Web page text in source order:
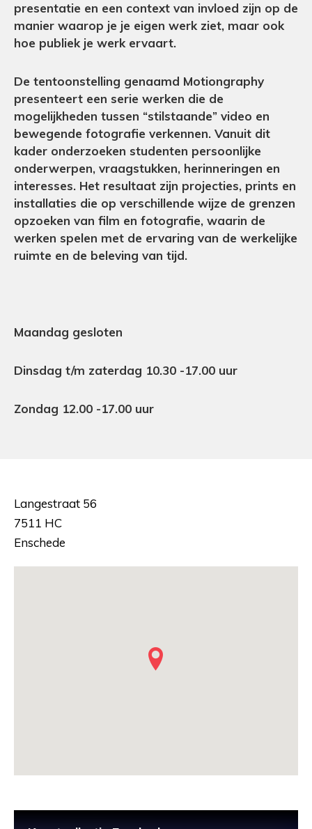
presentatie en een context van invloed zijn op de
manier waarop je je eigen werk ziet, maar ook
hoe publiek je werk ervaart.
De tentoonstelling genaamd Motiongraphy
presenteert een serie werken die de
mogelijkheden tussen “stilstaande” video en
bewegende fotografie verkennen. Vanuit dit
kader onderzoeken studenten persoonlijke
onderwerpen, vraagstukken, herinneringen en
interesses. Het resultaat zijn projecties, prints en
installaties die op verschillende wijze de grenzen
opzoeken van film en fotografie, waarin de
werken spelen met de ervaring van de werkelijke
ruimte en de beleving van tijd.
Maandag gesloten
Dinsdag t/m zaterdag 10.30 -17.00 uur
Zondag 12.00 -17.00 uur
Langestraat 56
7511 HC
Enschede